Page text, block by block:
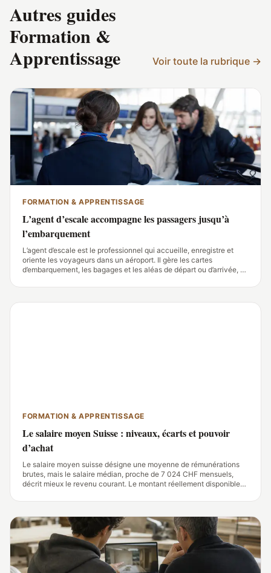
Autres guides
Formation &
Apprentissage
Voir toute la rubrique →
FORMATION & APPRENTISSAGE
L’agent d’escale accompagne les passagers jusqu’à
l’embarquement
L’agent d’escale est le professionnel qui accueille, enregistre et
oriente les voyageurs dans un aéroport. Il gère les cartes
d’embarquement, les bagages et les aléas de départ ou d’arrivée, en
compagnie.
FORMATION & APPRENTISSAGE
Le salaire moyen Suisse : niveaux, écarts et pouvoir
d’achat
Le salaire moyen suisse désigne une moyenne de rémunérations
brutes, mais le salaire médian, proche de 7 024 CHF mensuels,
décrit mieux le revenu courant. Le montant réellement disponible
cotisations et le coût du